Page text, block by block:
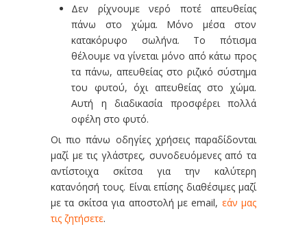
Δεν ρίχνουμε νερό ποτέ απευθείας
πάνω στο χώμα. Μόνο μέσα στον
κατακόρυφο σωλήνα. Το πότισμα
θέλουμε να γίνεται μόνο από κάτω προς
τα πάνω, απευθείας στο ριζικό σύστημα
του φυτού, όχι απευθείας στο χώμα.
Αυτή η διαδικασία προσφέρει πολλά
οφέλη στο φυτό.
Οι πιο πάνω οδηγίες χρήσεις παραδίδονται
μαζί με τις γλάστρες, συνοδευόμενες από τα
αντίστοιχα σκίτσα για την καλύτερη
κατανόησή τους. Είναι επίσης διαθέσιμες μαζί
με τα σκίτσα για αποστολή με email, εάν μας
τις ζητήσετε.